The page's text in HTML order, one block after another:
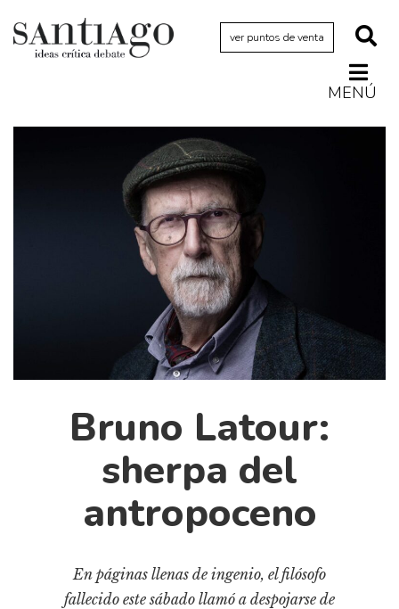
ver puntos de venta
MENÚ
Archivo Cenfoto-UDP
Arquetipos de situación
Diccionario portátil de la literatura chilena
Gran reserva
Historia material de los libros
Lagunas mentales
Bruno Latour:
sherpa del
antropoceno
En páginas llenas de ingenio, el filósofo
fallecido este sábado llamó a despojarse de